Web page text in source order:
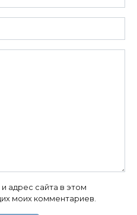
адрес сайта в этом
моих комментариев.